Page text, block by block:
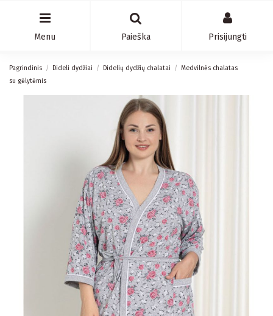
Menu Paieška Prisijungti
Pagrindinis Dideli dydžiai Didelių dydžių chalatai
Medvilnės chalatas
su gėlytėmis